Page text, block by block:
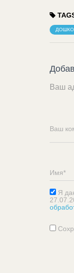
Ваш
Я